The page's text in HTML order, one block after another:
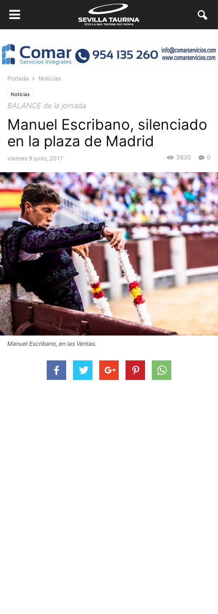
Portada Noticias
Noticias
BALANCE de la jornada
Manuel Escribano, silenciado
en la plaza de Madrid
viernes 9 junio, 2017 0
3630
Manuel Escribano, en las Ventas.